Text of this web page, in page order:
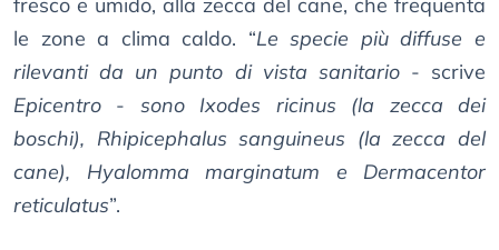
fresco e umido, alla zecca del cane, che frequenta
le zone a clima caldo. “Le specie più diffuse e
rilevanti da un punto di vista sanitario- scrive
Epicentro - sono Ixodes ricinus (la zecca dei
boschi), Rhipicephalus sanguineus (la zecca del
cane), Hyalomma marginatum e Dermacentor
reticulatus”.